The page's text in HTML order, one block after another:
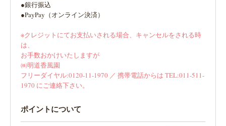
●銀行振込
●PayPay（オンライン決済）
※クレジットにてお支払いされる場合、キャンセルをされる時
は、
お手数おかけいたしますが
㈱明道香風園
フリーダイヤル:0120-11-1970 ／ 携帯電話からは TEL:011-511-
1970 にご連絡下さい。
ポイントについて